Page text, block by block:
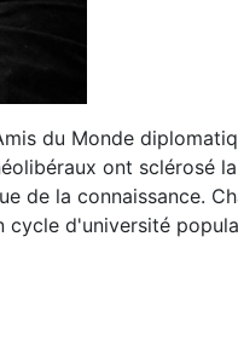
du Monde
ont sclérosé
de la connaissance.
cycle d'université